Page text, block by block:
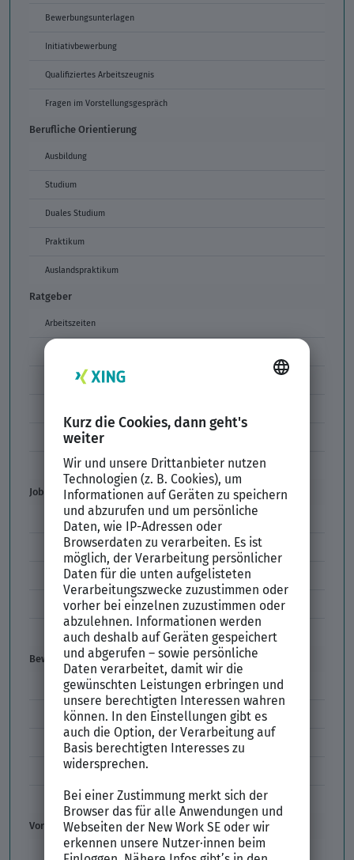
Bewerbungsunterlagen
Initiativbewerbung
Qualifiziertes Arbeitszeugnis
Fragen im Vorstellungsgespräch
Berufliche Orientierung
Ausbildung
Studium
Duales Studium
Praktikum
Auslandspraktikum
Ratgeber
Arbeitszeiten
Formulierungen im Arbeitszeugnis
Unbefristeter Arbeitsvertrag
Der XING Bewerbungsratgeber
Job & Karriere
Arbeitsvertrag
Codes im Arbeitszeugnis
Kündigung
Einstiegsgehalt
Gehaltswunsch
Bewerbung
E-Mail-Bewerbung
Anlagen und Zeugnisse
Initiativbewerbung
Interne Bewerbung
Empfehlungsschreiben
Vorstellungsgespräch
Vorstellungsgespräch Fragen